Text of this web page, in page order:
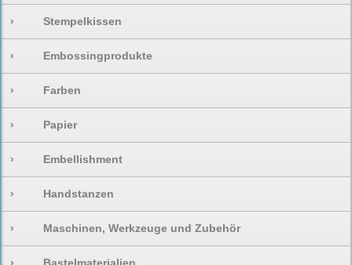
› Stempelkissen
› Embossingprodukte
› Farben
› Papier
› Embellishment
› Handstanzen
› Maschinen, Werkzeuge und Zubehör